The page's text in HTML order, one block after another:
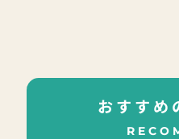
おすすめ